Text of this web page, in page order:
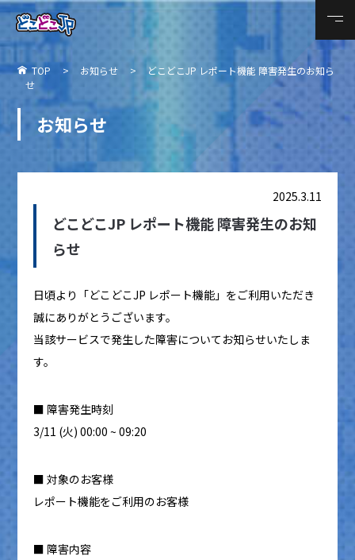
TOP お知らせ
どこどこJP レポート機能 障害発生のお知ら
せ
お知らせ
2025.3.11
どこどこJP レポート機能 障害発生のお知
らせ
日頃より「どこどこJP レポート機能」をご利用いただき
誠にありがとうございます。
当該サービスで発生した障害についてお知らせいたしま
す。
■ 障害発生時刻
3/11 (火) 00:00 ~ 09:20
■ 対象のお客様
レポート機能をご利用のお客様
■ 障害内容